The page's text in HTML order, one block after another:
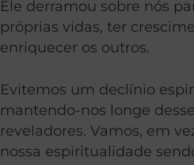
Ele derramou sobre nós
próprias vidas, ter
enriquecer os outros.
Evitemos um declínio
mantendo-nos longe
reveladores. Vamos, em
nossa espiritualidade